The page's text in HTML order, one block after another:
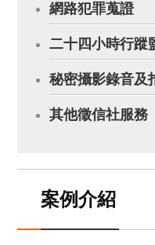
網路犯罪蒐證
二十四小時行蹤
秘密攝影錄音及
其他徵信社服務
案例介紹